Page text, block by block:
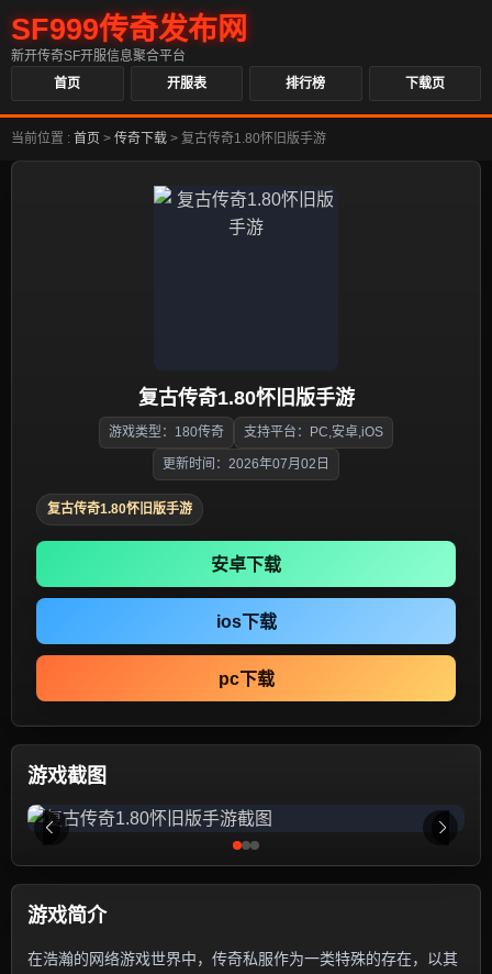
SF999传奇发布网
新开传奇SF开服信息聚合平台
首页
开服表 排行榜 下载页
当前位置 : 首页 > 传奇下载 > 复古传奇1.80怀旧版手游
复古传奇1.80怀旧版手游
游戏类型：180传奇 支持平台：PC,安卓,iOS
更新时间：2026年07月02日
复古传奇1.80怀旧版手游
安卓下载
ios下载
pc下载
游戏截图
游戏简介
在浩瀚的网络游戏世界中，传奇私服作为一类特殊的存在，以其